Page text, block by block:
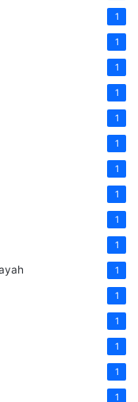
1
1
1
1
1
1
1
1
1
1
1
1
1
1
1
1